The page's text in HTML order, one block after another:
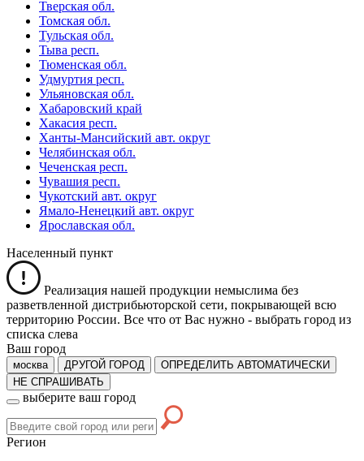
Тверская обл.
Томская обл.
Тульская обл.
Тыва респ.
Тюменская обл.
Удмуртия респ.
Ульяновская обл.
Хабаровский край
Хакасия респ.
Ханты-Мансийский авт. округ
Челябинская обл.
Чеченская респ.
Чувашия респ.
Чукотский авт. округ
Ямало-Ненецкий авт. округ
Ярославская обл.
Населенный пункт
Реализация нашей продукции немыслима без
разветвленной дистрибьюторской сети, покрывающей всю
территорию России. Все что от Вас нужно - выбрать город из
списка слева
Ваш город
москва ДРУГОЙ ГОРОД
ОПРЕДЕЛИТЬ АВТОМАТИЧЕСКИ
НЕ СПРАШИВАТЬ
выберите ваш город
Регион